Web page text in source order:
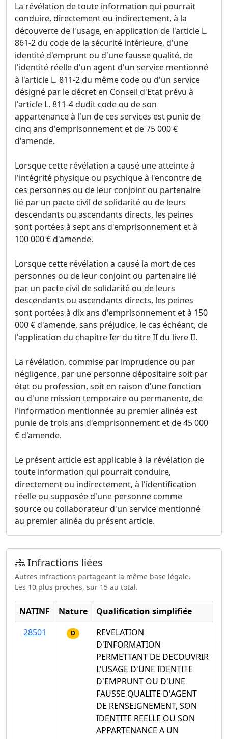
La révélation de toute information qui pourrait
conduire, directement ou indirectement, à la
découverte de l'usage, en application de l'article L.
861-2 du code de la sécurité intérieure, d'une
identité d'emprunt ou d'une fausse qualité, de
l'identité réelle d'un agent d'un service mentionné
à l'article L. 811-2 du même code ou d'un service
désigné par le décret en Conseil d'Etat prévu à
l'article L. 811-4 dudit code ou de son
appartenance à l'un de ces services est punie de
cinq ans d'emprisonnement et de 75 000 €
d'amende.
Lorsque cette révélation a causé une atteinte à
l'intégrité physique ou psychique à l'encontre de
ces personnes ou de leur conjoint ou partenaire
lié par un pacte civil de solidarité ou de leurs
descendants ou ascendants directs, les peines
sont portées à sept ans d'emprisonnement et à
100 000 € d'amende.
Lorsque cette révélation a causé la mort de ces
personnes ou de leur conjoint ou partenaire lié
par un pacte civil de solidarité ou de leurs
descendants ou ascendants directs, les peines
sont portées à dix ans d'emprisonnement et à 150
000 € d'amende, sans préjudice, le cas échéant, de
l'application du chapitre Ier du titre II du livre II.
La révélation, commise par imprudence ou par
négligence, par une personne dépositaire soit par
état ou profession, soit en raison d'une fonction
ou d'une mission temporaire ou permanente, de
l'information mentionnée au premier alinéa est
punie de trois ans d'emprisonnement et de 45 000
€ d'amende.
Le présent article est applicable à la révélation de
toute information qui pourrait conduire,
directement ou indirectement, à l'identification
réelle ou supposée d'une personne comme
source ou collaborateur d'un service mentionné
au premier alinéa du présent article.
Infractions liées
Autres infractions partageant la même base légale.
Les 10 plus proches, sur 15 au total.
NATINF Nature
Qualification simplifiée
28501
D
REVELATION
D'INFORMATION
PERMETTANT DE DECOUVRIR
L'USAGE D'UNE IDENTITE
D'EMPRUNT OU D'UNE
FAUSSE QUALITE D'AGENT
DE RENSEIGNEMENT, SON
IDENTITE REELLE OU SON
APPARTENANCE A UN